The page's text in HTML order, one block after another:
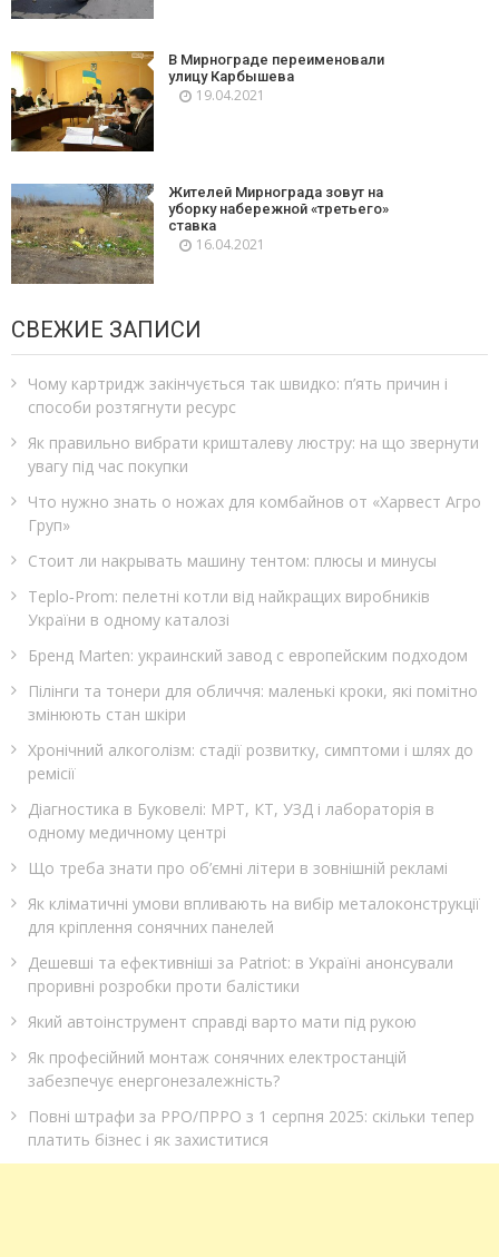
В Мирнограде переименовали
улицу Карбышева
19.04.2021
Жителей Мирнограда зовут на
уборку набережной «третьего»
ставка
16.04.2021
СВЕЖИЕ ЗАПИСИ
Чому картридж закінчується так швидко: п’ять причин і
способи розтягнути ресурс
Як правильно вибрати кришталеву люстру: на що звернути
увагу під час покупки
Что нужно знать о ножах для комбайнов от «Харвест Агро
Груп»
Стоит ли накрывать машину тентом: плюсы и минусы
Teplo‑Prom: пелетні котли від найкращих виробників
України в одному каталозі
Бренд Marten: украинский завод с европейским подходом
Пілінги та тонери для обличчя: маленькі кроки, які помітно
змінюють стан шкіри
Хронічний алкоголізм: стадії розвитку, симптоми і шлях до
ремісії
Діагностика в Буковелі: МРТ, КТ, УЗД і лабораторія в
одному медичному центрі
Що треба знати про об’ємні літери в зовнішній рекламі
Як кліматичні умови впливають на вибір металоконструкції
для кріплення сонячних панелей
Дешевші та ефективніші за Patriot: в Україні анонсували
проривні розробки проти балістики
Який автоінструмент справді варто мати під рукою
Як професійний монтаж сонячних електростанцій
забезпечує енергонезалежність?
Повні штрафи за РРО/ПРРО з 1 серпня 2025: скільки тепер
платить бізнес і як захиститися